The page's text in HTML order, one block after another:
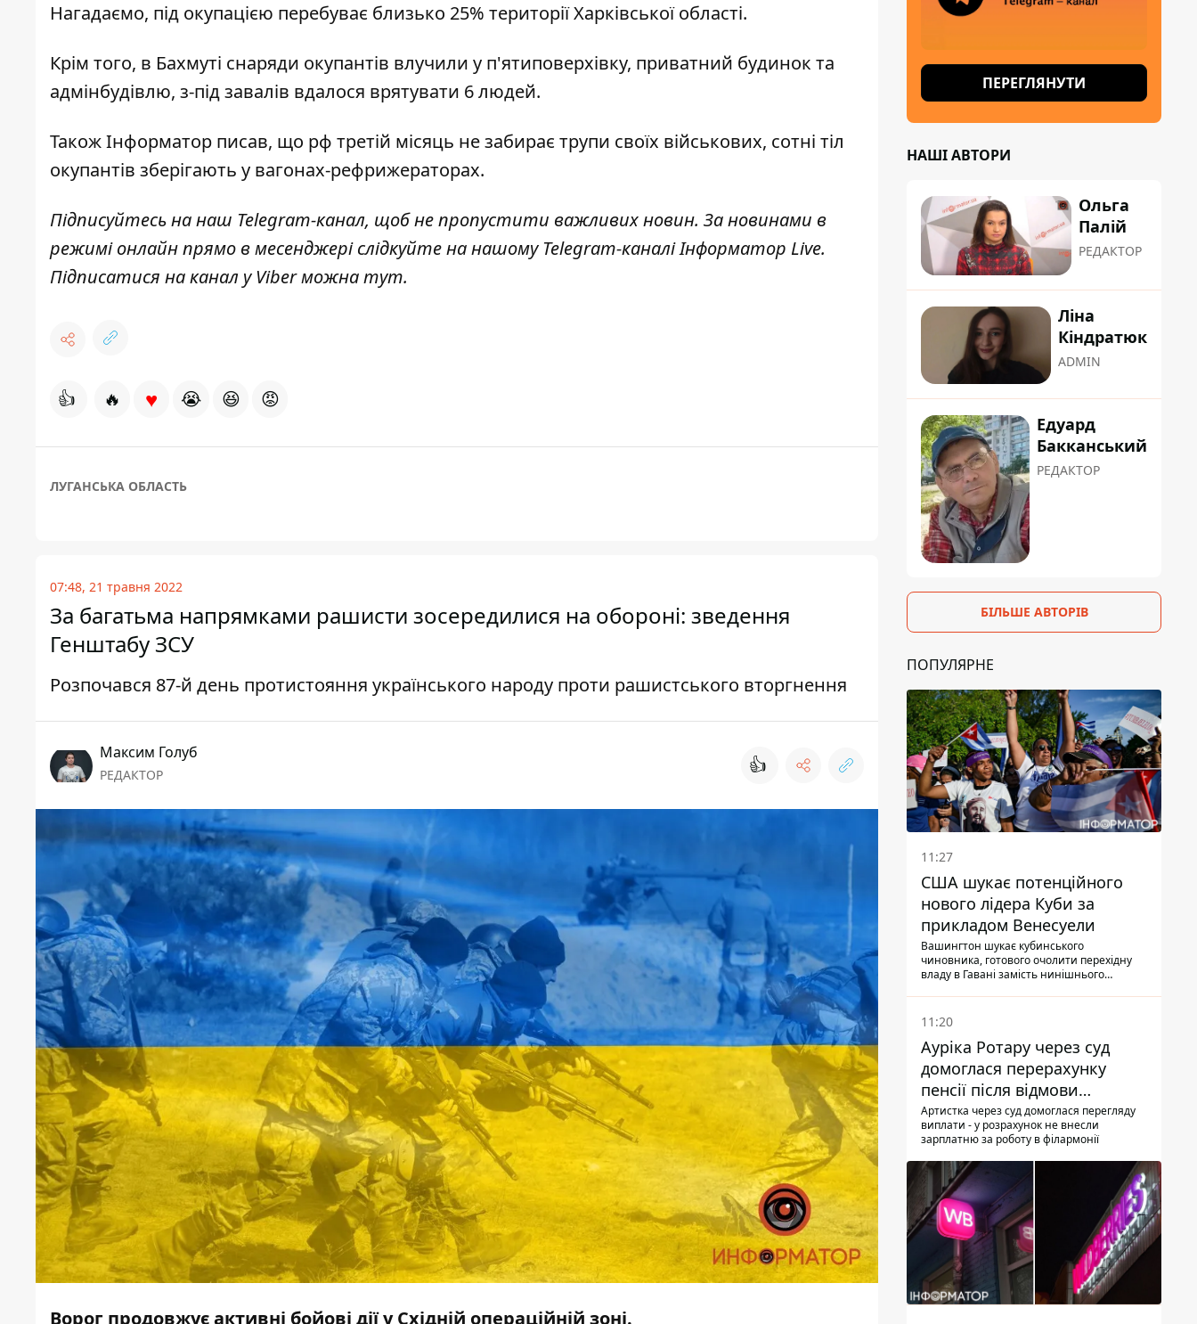
Нагадаємо, під окупацією перебуває близько 25% території Харківської області.
Крім того, в Бахмуті снаряди окупантів влучили у п'ятиповерхівку, приватний будинок та
адмінбудівлю, з-під завалів вдалося врятувати 6 людей.
ТакожІнформатор писав, що рф третій місяць не забирає трупи своїх військових, сотні тіл
окупантів зберігають у вагонах-рефрижераторах.
Підписуйтесь на наш Telegram-канал, щоб не пропустити важливих новин. За новинами в
режимі онлайн прямо в месенджері слідкуйте на нашому Telegram-каналіІнформатор Live.
Підписатися на канал у Viber можнатут.
👍 🔥 ♥ 😭 😆 😡
ЛУГАНСЬКА ОБЛАСТЬ
07:48, 21 травня 2022
За багатьма напрямками рашисти зосередилися на обороні: зведення
Генштабу ЗСУ
Розпочався 87-й день протистояння українського народу проти рашистського вторгнення
Максим Голуб
РЕДАКТОР 👍
Ворог продовжує активні бойові дії у Східній операційній зоні.
ПЕРЕГЛЯНУТИ
НАШІ АВТОРИ
Ольга
Палій
РЕДАКТОР
Ліна
Кіндратюк
ADMIN
Едуард
Бакканський
РЕДАКТОР
БІЛЬШЕ АВТОРІВ
ПОПУЛЯРНЕ
11:27
США шукає потенційного
нового лідера Куби за
прикладом Венесуели
Вашингтон шукає кубинського
чиновника, готового очолити перехідну
владу в Гавані замість нинішнього
11:20
Ауріка Ротару через суд
домоглася перерахунку
пенсії після відмови
Пенсійного фонду
Артистка через суд домоглася перегляду
виплати - у розрахунок не внесли
зарплатню за роботу в філармонії